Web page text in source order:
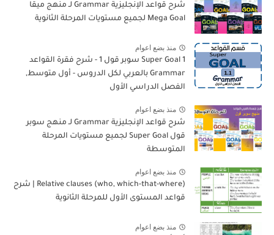
شرح قواعد الإنجليزية Grammar لـ منهج ميقا
Mega Goal لجميع مستويات المرحلة الثانوية
منذ بضع اعوام
Super Goal 1 سوبر قول 1 - شرح فقرة القواعد
Grammar بالعربي لكل الدروس - أول متوسط,
الفصل الدراسي الأول
منذ بضع اعوام
شرح قواعد الإنجليزية Grammar لـ منهج سوبر
قول Super Goal لجميع مستويات المرحلة
المتوسطة
منذ بضع اعوام
Relative clauses (who, which-that-where) | شرح
قواعد المستوى الأول للمرحلة الثانوية
منذ بضع اعوام